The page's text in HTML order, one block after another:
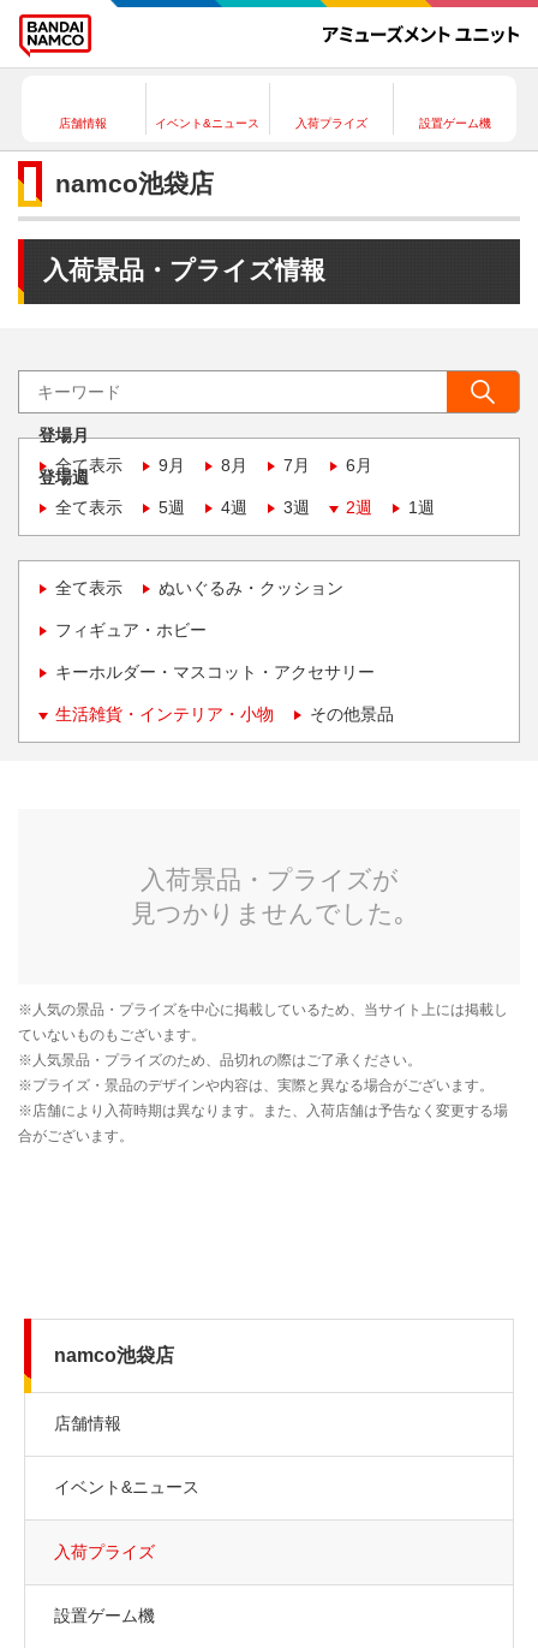
店舗情報 イベント&ニュース 入荷プライズ 設置ゲーム機
namco池袋店
入荷景品・プライズ情報
登場月
全て表示
9月 8月 7月 6月
登場週
全て表示
5週 4週 3週 2週 1週
全て表示 ぬいぐるみ・クッション
フィギュア・ホビー
キーホルダー・マスコット・アクセサリー
生活雑貨・インテリア・小物 その他景品
namco池袋店
店舗情報
イベント&ニュース
入荷プライズ
設置ゲーム機